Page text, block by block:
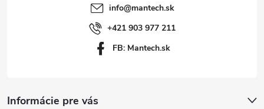
info@mantech.sk
+421 903 977 211
FB: Mantech.sk
Informácie pre vás